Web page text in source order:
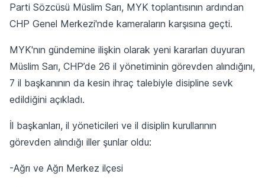
Parti Sözcüsü Müslim Sarı, MYK toplantısının ardından
CHP Genel Merkezi'nde kameraların karşısına geçti.
MYK'nın gündemine ilişkin olarak yeni kararları duyuran
Müslim Sarı, CHP’de 26 il yönetiminin görevden alındığını,
7 il başkanının da kesin ihraç talebiyle disipline sevk
edildiğini açıkladı.
İl başkanları, il yöneticileri ve il disiplin kurullarının
görevden alındığı iller şunlar oldu:
-Ağrı ve Ağrı Merkez ilçesi